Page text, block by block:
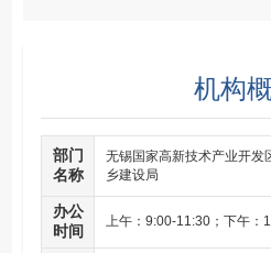
机构
部门
名称
无锡国家高新技术产业开发
乡建设局
办公
时间
上午：9:00-11:30；下午：